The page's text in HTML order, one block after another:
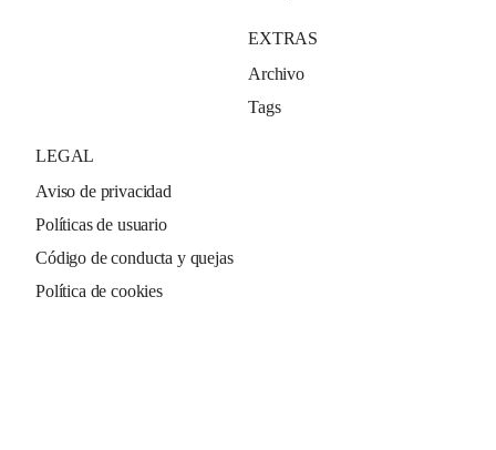
EXTRAS
Archivo
Tags
LEGAL
Aviso de privacidad
Políticas de usuario
Código de conducta y quejas
Política de cookies